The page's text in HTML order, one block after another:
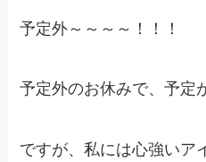
予定外～～～～！！！
予定外のお休みで、予定
ですが、私には心強いア